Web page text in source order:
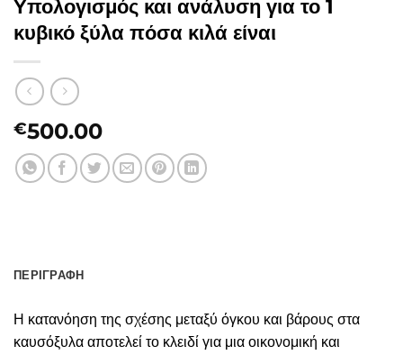
Υπολογισμός και ανάλυση για το 1
κυβικό ξύλα πόσα κιλά είναι
€500.00
ΠΕΡΙΓΡΑΦΉ
Η κατανόηση της σχέσης μεταξύ όγκου και βάρους στα
καυσόξυλα αποτελεί το κλειδί για μια οικονομική και